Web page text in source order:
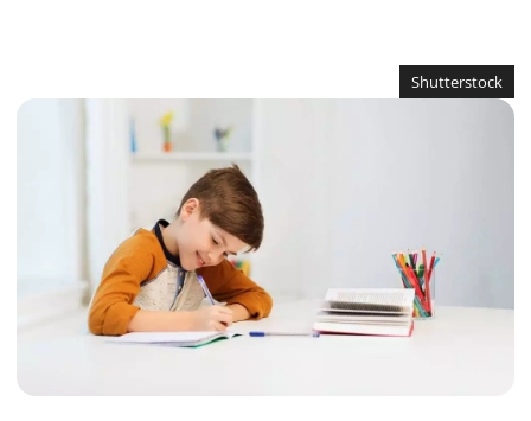
Shutterstock